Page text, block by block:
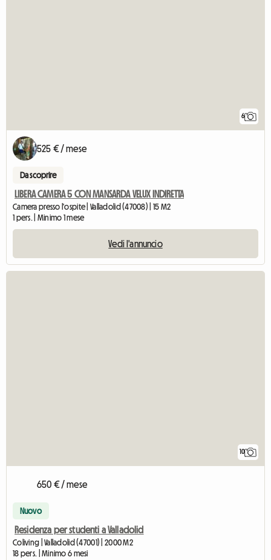
6
525 € / mese
Da scoprire
LIBERA CAMERA 5 CON MANSARDA VELUX INDIRETTA
Camera presso l'ospite | Valladolid (47008) | 15 M2
1 pers. | Minimo 1 mese
Vedi l'annuncio
10
650 € / mese
Nuovo
Residenza per studenti a Valladolid
Coliving | Valladolid (47001) | 2000 M2
18 pers. | Minimo 6 mesi